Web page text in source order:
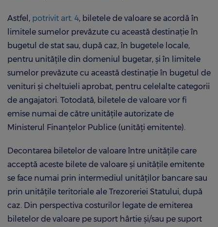
Astfel, potrivit art. 4, biletele de valoare se acordă în
limitele sumelor prevăzute cu această destinaţie în
bugetul de stat sau, după caz, în bugetele locale,
pentru unităţile din domeniul bugetar, şi în limitele
sumelor prevăzute cu această destinaţie în bugetul de
venituri şi cheltuieli aprobat, pentru celelalte categorii
de angajatori. Totodată, biletele de valoare vor fi
emise numai de către unităţile autorizate de
Ministerul Finanţelor Publice (unităţi emitente).
Decontarea biletelor de valoare între unităţile care
acceptă aceste bilete de valoare şi unităţile emitente
se face numai prin intermediul unităţilor bancare sau
prin unităţile teritoriale ale Trezoreriei Statului, după
caz. Din perspectiva costurilor legate de emiterea
biletelor de valoare pe suport hârtie şi/sau pe suport